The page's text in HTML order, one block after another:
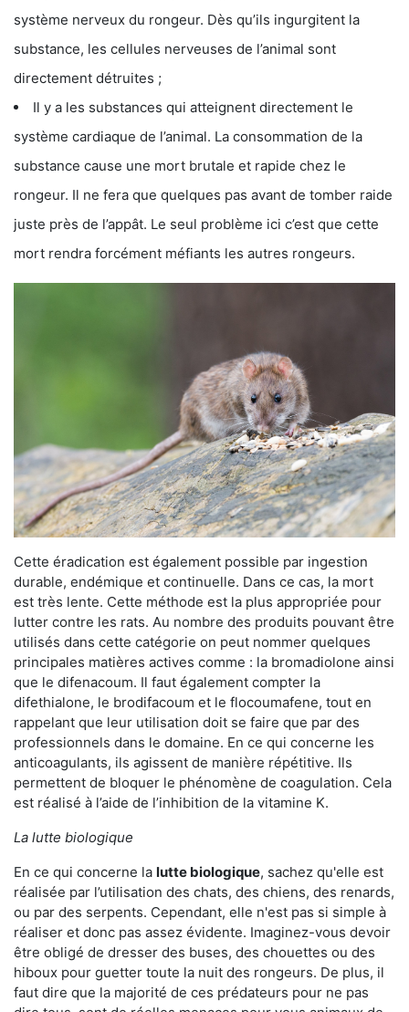
système nerveux du rongeur. Dès qu’ils ingurgitent la
substance, les cellules nerveuses de l’animal sont
directement détruites ;
Il y a les substances qui atteignent directement le
système cardiaque de l’animal. La consommation de la
substance cause une mort brutale et rapide chez le
rongeur. Il ne fera que quelques pas avant de tomber raide
juste près de l’appât. Le seul problème ici c’est que cette
mort rendra forcément méfiants les autres rongeurs.
Cette éradication est également possible par ingestion
durable, endémique et continuelle. Dans ce cas, la mort
est très lente. Cette méthode est la plus appropriée pour
lutter contre les rats. Au nombre des produits pouvant être
utilisés dans cette catégorie on peut nommer quelques
principales matières actives comme : la bromadiolone ainsi
que le difenacoum. Il faut également compter la
difethialone, le brodifacoum et le flocoumafene, tout en
rappelant que leur utilisation doit se faire que par des
professionnels dans le domaine. En ce qui concerne les
anticoagulants, ils agissent de manière répétitive. Ils
permettent de bloquer le phénomène de coagulation. Cela
est réalisé à l’aide de l’inhibition de la vitamine K.
La lutte biologique
En ce qui concerne la lutte biologique, sachez qu'elle est
réalisée par l’utilisation des chats, des chiens, des renards,
ou par des serpents. Cependant, elle n'est pas si simple à
réaliser et donc pas assez évidente. Imaginez-vous devoir
être obligé de dresser des buses, des chouettes ou des
hiboux pour guetter toute la nuit des rongeurs. De plus, il
faut dire que la majorité de ces prédateurs pour ne pas